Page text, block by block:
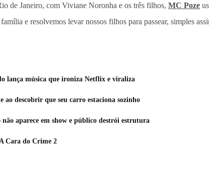
de Janeiro, com Viviane Noronha e os três filhos, MC Poze
e resolvemos levar nossos filhos para passear, simples
lança música que ironiza Netflix e viraliza
ao descobrir que seu carro estaciona sozinho
aparece em show e público destrói estrutura
Cara do Crime 2